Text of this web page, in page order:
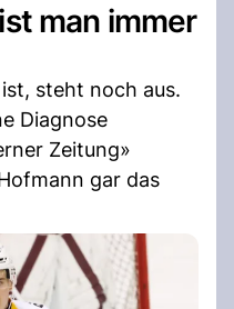
man immer
steht noch aus.
Diagnose
Zeitung»
gar das